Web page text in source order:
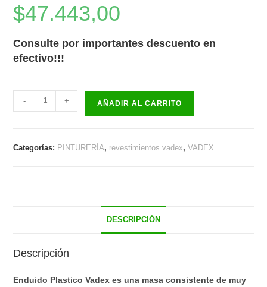
$47.443,00
Consulte por importantes descuento en
efectivo!!!
ENDUIDO
VADEX
- + AÑADIR AL CARRITO
Categorías: PINTURERÍA, revestimientos vadex,VADEX
DESCRIPCIÓN
Descripción
Enduido Plastico Vadex es una masa consistente de muy